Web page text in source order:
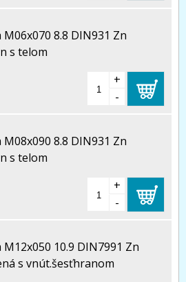
8.8 DIN931 Zn
s telom
+
-
8.8 DIN931 Zn
s telom
+
-
10.9 DIN7991 Zn
s vnút.šesťhranom